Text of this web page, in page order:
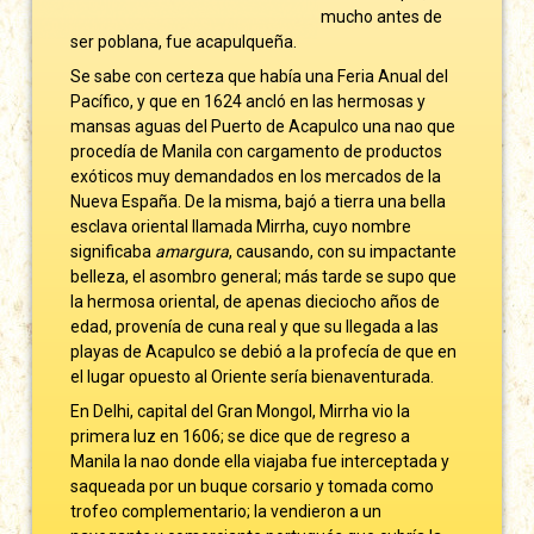
mucho antes de
ser poblana, fue acapulqueña.
Se sabe con certeza que había una Feria Anual del
Pacífico, y que en 1624 ancló en las hermosas y
mansas aguas del Puerto de Acapulco una nao que
procedía de Manila con cargamento de productos
exóticos muy demandados en los mercados de la
Nueva España. De la misma, bajó a tierra una bella
esclava oriental llamada Mirrha, cuyo nombre
significaba amargura, causando, con su impactante
belleza, el asombro general; más tarde se supo que
la hermosa oriental, de apenas dieciocho años de
edad, provenía de cuna real y que su llegada a las
playas de Acapulco se debió a la profecía de que en
el lugar opuesto al Oriente sería bienaventurada.
En Delhi, capital del Gran Mongol, Mirrha vio la
primera luz en 1606; se dice que de regreso a
Manila la nao donde ella viajaba fue interceptada y
saqueada por un buque corsario y tomada como
trofeo complementario; la vendieron a un